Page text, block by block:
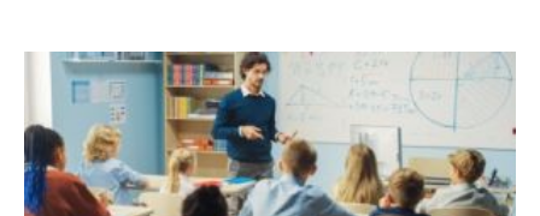
européenne
droits
de
l’homme
poursuite
des
«
groupes